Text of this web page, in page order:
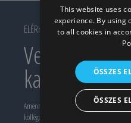
ELÉRHETŐSÉG
Vegye fel
kapcsolatot!
Amennyiben érdekli valamelyik
kollégánk készségesen a segítségére lesz.
This website uses
experience. By using
to all cookies in
ÖSSZES
ÖSSZES